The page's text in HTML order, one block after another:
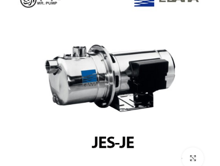
بزرگنمایی تصویر